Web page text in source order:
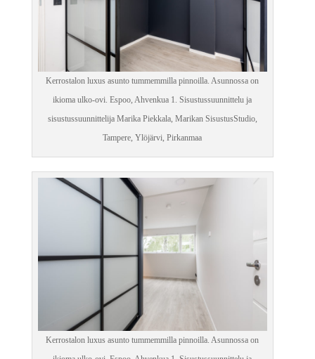
Kerrostalon luxus asunto tummemmilla pinnoilla. Asunnossa on
ikioma ulko-ovi. Espoo, Ahvenkua 1. Sisustussuunnittelu ja
sisustussuunnittelija Marika Piekkala, Marikan SisustusStudio,
Tampere, Ylöjärvi, Pirkanmaa
Kerrostalon luxus asunto tummemmilla pinnoilla. Asunnossa on